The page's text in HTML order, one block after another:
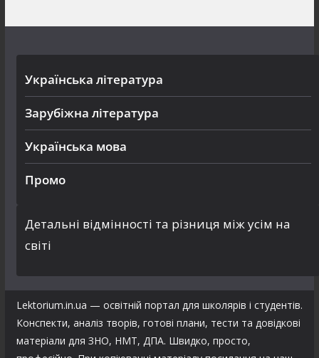
Українська література
Зарубіжна література
Українська мова
Промо
Детальні відмінності та різниця між усім на
світі
Lektorium.in.ua — освітній портал для школярів і студентів.
Конспекти, аналіз творів, готові плани, тести та довідкові
матеріали для ЗНО, НМТ, ДПА. Швидко, просто,